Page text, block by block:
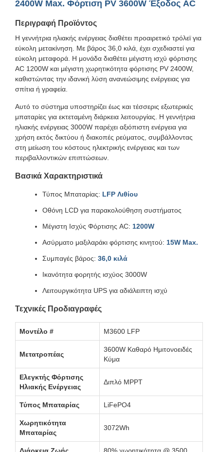
2400W Max. Φόρτιση PV 3600W Έξοδος AC
Περιγραφή Προϊόντος
Η γεννήτρια ηλιακής ενέργειας διαθέτει προαιρετικό τρόλεϊ για
εύκολη μετακίνηση. Με βάρος 36,0 κιλά, έχει σχεδιαστεί για
εύκολη μεταφορά. Η μονάδα διαθέτει μέγιστη ισχύ φόρτισης
AC 1200W και μέγιστη χωρητικότητα φόρτισης PV 2400W,
καθιστώντας την ιδανική λύση ανανεώσιμης ενέργειας για
σπίτια ή γραφεία.
Αυτό το σύστημα υποστηρίζει έως και τέσσερις εξωτερικές
μπαταρίες για εκτεταμένη διάρκεια λειτουργίας. Η γεννήτρια
ηλιακής ενέργειας 3000W παρέχει αξιόπιστη ενέργεια για
χρήση εκτός δικτύου ή διακοπές ρεύματος, συμβάλλοντας
στη μείωση του κόστους ηλεκτρικής ενέργειας και των
περιβαλλοντικών επιπτώσεων.
Βασικά Χαρακτηριστικά
Τύπος Μπαταρίας: LFP Λιθίου
Οθόνη LCD για παρακολούθηση συστήματος
Μέγιστη Ισχύς Φόρτισης AC: 1200W
Ασύρματο μαξιλαράκι φόρτισης κινητού: 15W Max.
Συμπαγές βάρος: 36,0 κιλά
Ικανότητα φορητής ισχύος 3000W
Λειτουργικότητα UPS για αδιάλειπτη ισχύ
Τεχνικές Προδιαγραφές
Μοντέλο # M3600 LFP
Μετατροπέας
3600W Καθαρό Ημιτονοειδές
Κύμα
Ελεγκτής Φόρτισης
Ηλιακής Ενέργειας
Διπλό MPPT
Τύπος Μπαταρίας LiFePO4
Χωρητικότητα
Μπαταρίας
3072Wh